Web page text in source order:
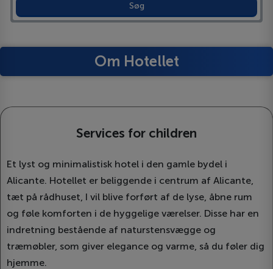
Søg
Om Hotellet
Services for children
Et lyst og minimalistisk hotel i den gamle bydel i
Alicante. Hotellet er beliggende i centrum af Alicante,
tæt på rådhuset, I vil blive forført af de lyse, åbne rum
og føle komforten i de hyggelige værelser. Disse har en
indretning bestående af naturstensvægge og
træmøbler, som giver elegance og varme, så du føler dig
hjemme.